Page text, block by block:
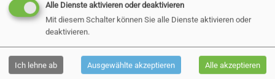
Abwägung mehrerer Alternativen empfohlen,
weil sie folgende Vorteile bietet:
Gute Anbindung:Die Wiese ist zu Fuß, mit
dem Fahrrad, per Auto und mit dem Bus gut
Alle Dienste aktivieren oder deaktivieren
Mit diesem Schalter können Sie alle Dienste aktivieren oder
deaktivieren.
Ich lehne ab Ausgewählte akzeptieren Alle akzeptieren